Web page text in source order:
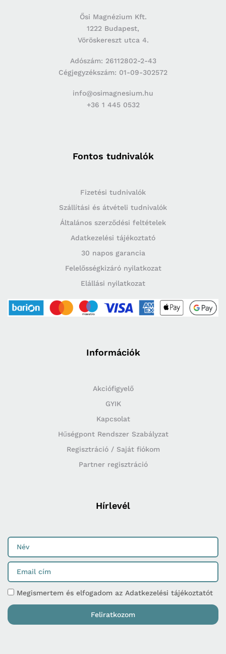
Ősi Magnézium Kft.
1222 Budapest,
Vöröskereszt utca 4.
Adószám: 26112802-2-43
Cégjegyzékszám: 01-09-302572
info@osimagnesium.hu
+36 1 445 0532
Fontos tudnivalók
Fizetési tudnivalók
Szállítási és átvételi tudnivalók
Általános szerződési feltételek
Adatkezelési tájékoztató
30 napos garancia
Felelősségkizáró nyilatkozat
Elállási nyilatkozat
Információk
Akciófigyelő
GYIK
Kapcsolat
Hűségpont Rendszer Szabályzat
Regisztráció / Saját fiókom
Partner regisztráció
Hírlevél
Megismertem és elfogadom az Adatkezelési tájékoztatót
Feliratkozom